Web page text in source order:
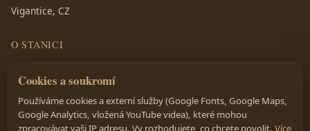
Vigantice, CZ
O STANICI
v Beskydech. Chováme s láskou, péčí a respektem k plemeni.
Cookies a soukromí
Používáme cookies a externí služby (Google Fonts, Google Maps,
Google Analytics, vložená YouTube videa), které mohou
zpracovávat vaši IP adresu. Vy rozhodujete, co chcete povolit. Více